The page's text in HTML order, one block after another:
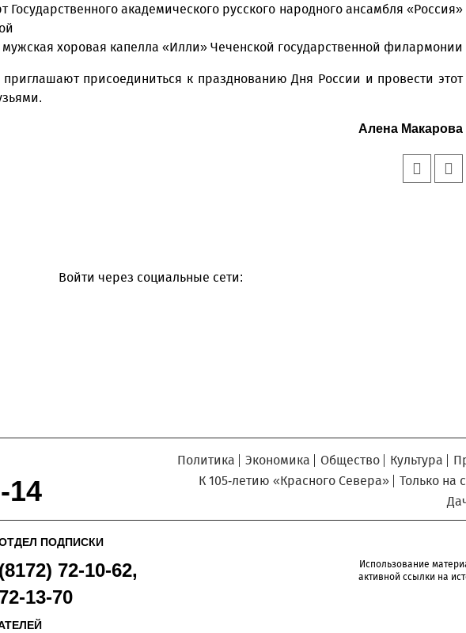
Государственного академического русского народного ансамбля «Россия»
мужская хоровая капелла «Илли» Чеченской государственной филармонии
присоединиться к празднованию Дня России и провести этот
Алена Макарова
Войти через социальные сети:
14
Политика Экономика Общество Культура
К 105-летию «Красного Севера»
Только на
ПОДПИСКИ
(8172) 72-10-62,
72-13-70
Использование
активной ссылки на